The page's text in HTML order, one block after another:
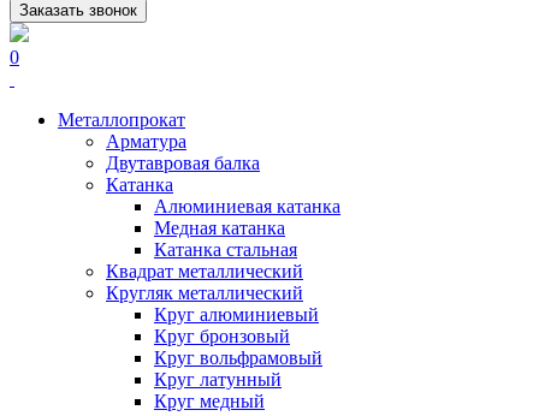
Заказать звонок
0
Металлопрокат
Арматура
Двутавровая балка
Катанка
Алюминиевая катанка
Медная катанка
Катанка стальная
Квадрат металлический
Кругляк металлический
Круг алюминиевый
Круг бронзовый
Круг вольфрамовый
Круг латунный
Круг медный